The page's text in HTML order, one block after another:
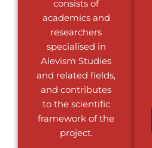
consists of
academics and
researchers
specialised in
Alevism Studies
and related fields,
and contributes
to the scientific
framework of the
project.